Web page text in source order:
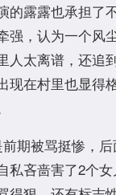
的露露也承担了
强，认为一个风
人太离谱，还追
现在村里也显得
期被骂挺惨，
私吝啬害了2个